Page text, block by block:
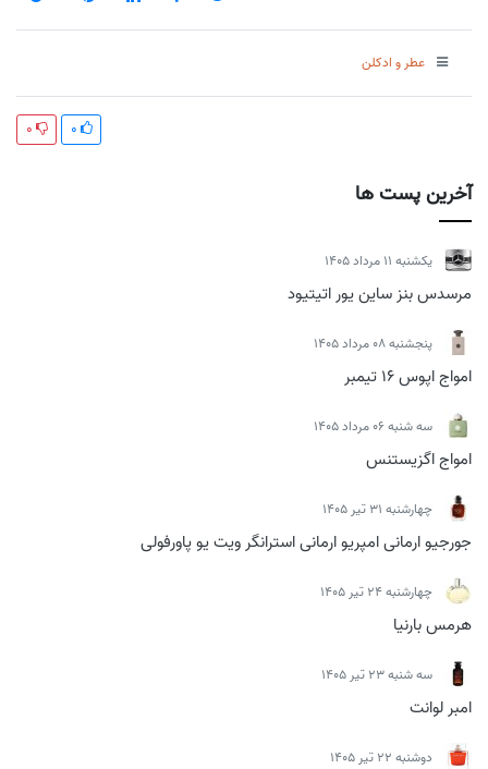
آخرین پست ها
يكشنبه 11 مرداد 1405
مرسدس بنز ساین یور اتیتیود
پنجشنبه 08 مرداد 1405
امواج اپوس 16 تیمبر
سه شنبه 06 مرداد 1405
امواج اگزیستنس
چهارشنبه 31 تیر 1405
جورجیو ارمانی امپریو ارمانی استرانگر ویت یو پاورفولی
چهارشنبه 24 تیر 1405
هرمس بارنیا
سه شنبه 23 تیر 1405
امبر لوانت
دوشنبه 22 تیر 1405
عطر و ادکلن